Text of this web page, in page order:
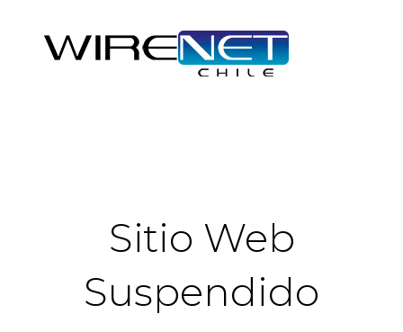
With, Content-Type, Accept");
Sitio Web
Suspendido